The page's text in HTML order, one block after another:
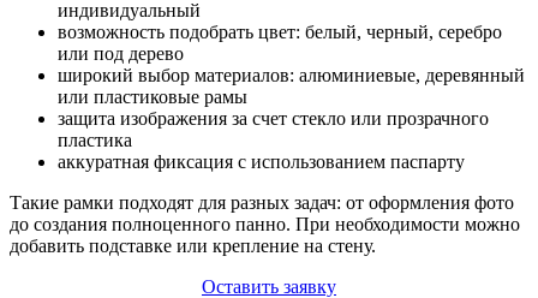
индивидуальный
возможность подобрать цвет: белый, черный, серебро
или под дерево
широкий выбор материалов: алюминиевые, деревянный
или пластиковые рамы
защита изображения за счет стекло или прозрачного
пластика
аккуратная фиксация с использованием паспарту
Такие рамки подходят для разных задач: от оформления фото
до создания полноценного панно. При необходимости можно
добавить подставке или крепление на стену.
Оставить заявку